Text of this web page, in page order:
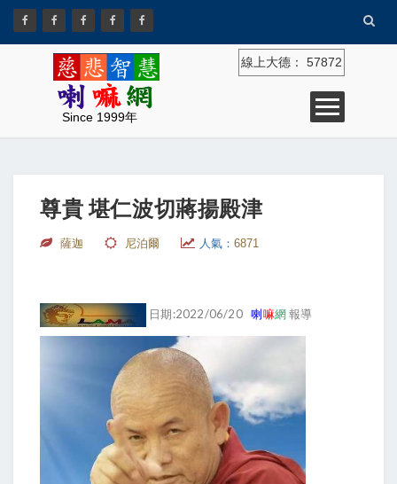
Since 1999年
線上大德： 57872
尊貴 堪仁波切蔣揚殿津
薩迦 尼泊爾 人氣： 6871
日期:2022/06/20喇嘛網報導